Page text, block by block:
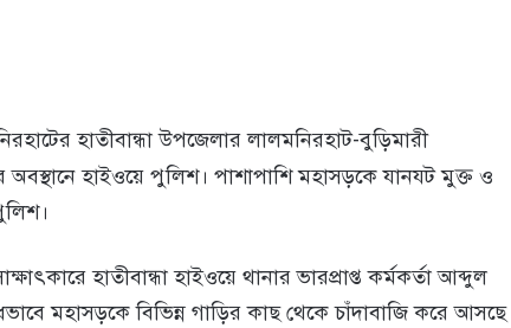
হাতীবান্ধা উপজেলার লালমনিরহাট-বুড়িমারী
অবস্থানে হাইওয়ে পুলিশ। পাশাপাশি মহাসড়কে যানযট মুক্ত ও
হাতীবান্ধা হাইওয়ে থানার ভারপ্রাপ্ত কর্মকর্তা আব্দুল
মহাসড়কে বিভিন্ন গাড়ির কাছ থেকে চাঁদাবাজি করে আসছে